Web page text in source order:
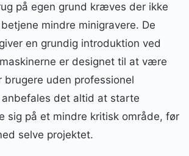
på egen grund kræves der ikke
mindre minigravere. De
en grundig introduktion ved
er designet til at være
uden professionel
anbefales det altid at starte
sig på et mindre kritisk område, før
selve projektet.